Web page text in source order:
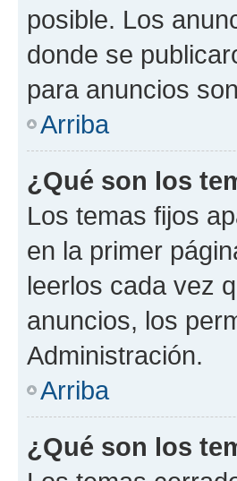
posible. Los
donde se
para anuncios
Arriba
¿Qué son los
Los temas fijos
en la primer
leerlos cada vez
anuncios, los
Administración.
Arriba
¿Qué son los